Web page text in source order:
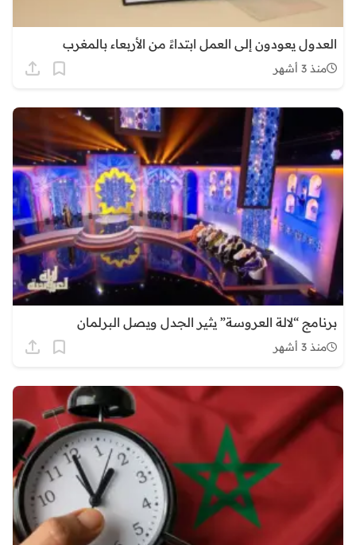
العدول يعودون إلى العمل ابتداءً من الأربعاء بالمغرب
منذ 3 أشهر
برنامج “لالة العروسة” يثير الجدل ويصل البرلمان
منذ 3 أشهر